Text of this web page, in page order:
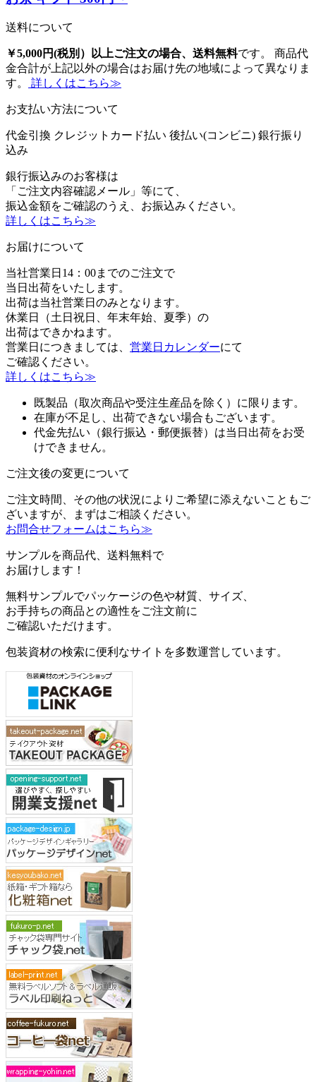
送料について
￥5,000円(税別）以上ご注文の場合、送料無料です。 商品代
金合計が上記以外の場合はお届け先の地域によって異なりま
す。
詳しくはこちら≫
お支払い方法について
代金引換 クレジットカード払い 後払い(コンビニ) 銀行振り
込み
銀行振込みのお客様は
「ご注文内容確認メール」等にて、
振込金額をご確認のうえ、お振込みください。
詳しくはこちら≫
お届けについて
当社営業日14：00までのご注文で
当日出荷をいたします。
出荷は当社営業日のみとなります。
休業日（土日祝日、年末年始、夏季）の
出荷はできかねます。
営業日につきましては、 営業日カレンダーにて
ご確認ください。
詳しくはこちら≫
既製品（取次商品や受注生産品を除く）に限ります。
在庫が不足し、出荷できない場合もございます。
代金先払い（銀行振込・郵便振替）は当日出荷をお受
けできません。
ご注文後の変更について
ご注文時間、その他の状況によりご希望に添えないこともご
ざいますが、まずはご相談ください。
お問合せフォームはこちら≫
サンプルを商品代、送料無料で
お届けします！
無料サンプルでパッケージの色や材質、サイズ、
お手持ちの商品との適性をご注文前に
ご確認いただけます。
包装資材の検索に便利なサイトを多数運営しています。